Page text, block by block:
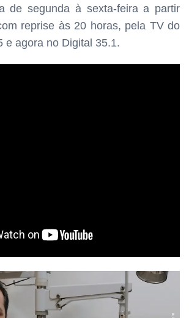
de segunda à sexta-feira a partir
reprise às 20 horas, pela TV do
e agora no Digital 35.1.